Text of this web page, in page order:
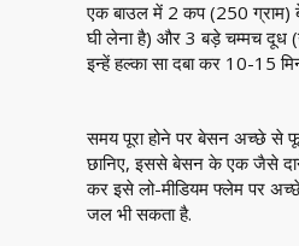
एक बाउल में 2 कप (250 ग्राम)
घी लेना है) और 3 बड़े चम्मच दूध
इन्हें हल्का सा दबा कर 10-15
समय पूरा होने पर बेसन अच्छे से
छानिए, इससे बेसन के एक जैसे
कर इसे लो-मीडियम फ्लेम पर
जल भी सकता है.